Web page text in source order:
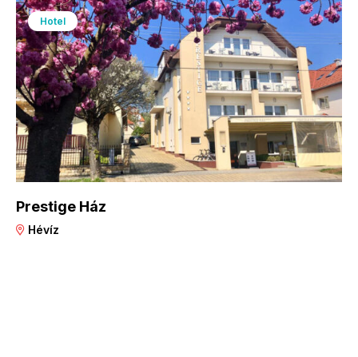
Hotel
Prestige Ház
Hévíz